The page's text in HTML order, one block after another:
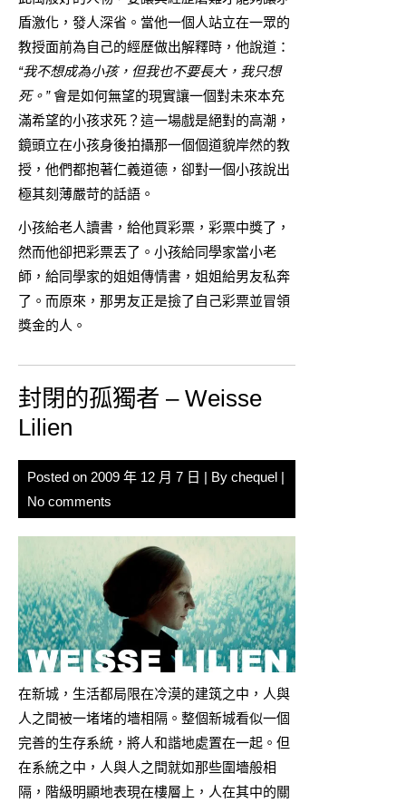
盾激化，發人深省。當他一個人站立在一眾的
教授面前為自己的經歷做出解釋時，他說道：
“我不想成為小孩，但我也不要長大，我只想
死。”會是如何無望的現實讓一個對未來本充
滿希望的小孩求死？這一場戲是絕對的高潮，
鏡頭立在小孩身後拍攝那一個個道貌岸然的教
授，他們都抱著仁義道德，卻對一個小孩說出
極其刻薄嚴苛的話語。
小孩給老人讀書，給他買彩票，彩票中獎了，
然而他卻把彩票丟了。小孩給同學家當小老
師，給同學家的姐姐傳情書，姐姐給男友私奔
了。而原來，那男友正是撿了自己彩票並冒領
獎金的人。
封閉的孤獨者 – Weisse
Lilien
Posted on 2009 年 12 月 7 日 | By chequel |
No comments
在新城，生活都局限在冷漠的建筑之中，人與
人之間被一堵堵的墻相隔。整個新城看似一個
完善的生存系統，將人和諧地處置在一起。但
在系統之中，人與人之間就如那些圍墻般相
隔，階級明顯地表現在樓層上，人在其中的關